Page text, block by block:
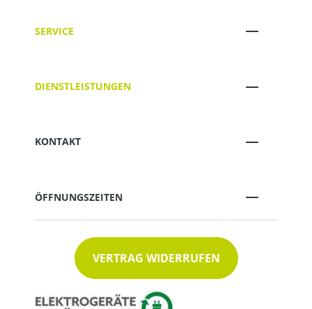
SERVICE
DIENSTLEISTUNGEN
KONTAKT
ÖFFNUNGSZEITEN
VERTRAG WIDERRUFEN